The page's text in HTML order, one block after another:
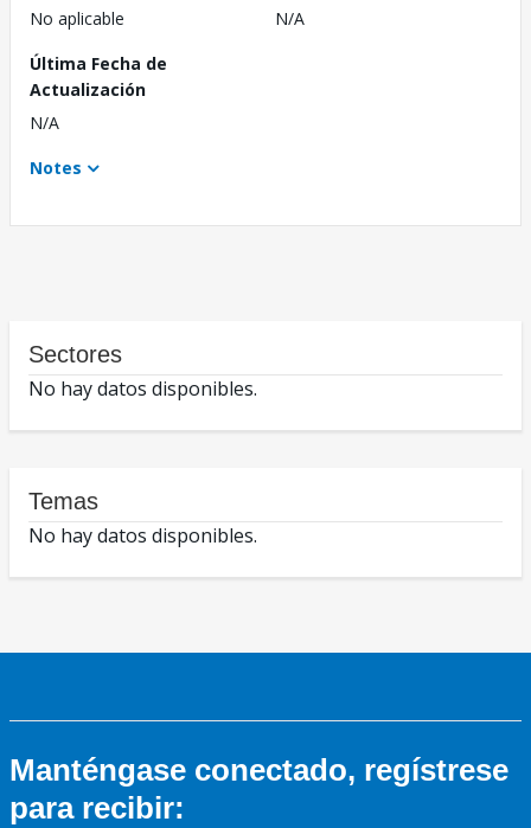
No aplicable
N/A
Última Fecha de
Actualización
N/A
Notes
Sectores
No hay datos disponibles.
Temas
No hay datos disponibles.
Manténgase conectado, regístrese
para recibir: